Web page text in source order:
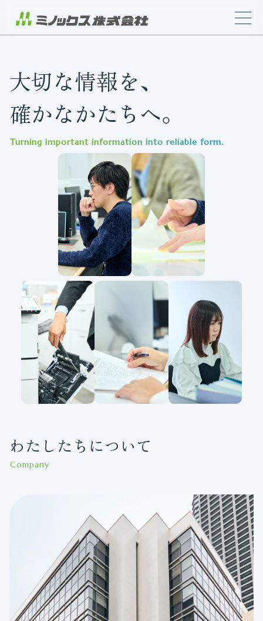
大切な情報を、
確かなかたちへ。
Turning important information into reliable form.
わたしたちについて
Company